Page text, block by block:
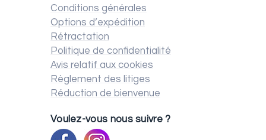
Conditions générales
Options d’expédition
Rétractation
Politique de confidentialité
Avis relatif aux cookies
Règlement des litiges
Réduction de bienvenue
Voulez-vous nous suivre ?